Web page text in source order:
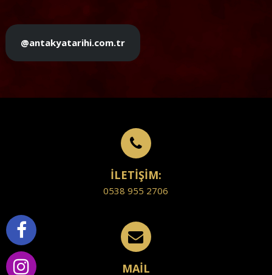
@antakyatarihi.com.tr
İLETİŞİM:
0538 955 2706
MAİL